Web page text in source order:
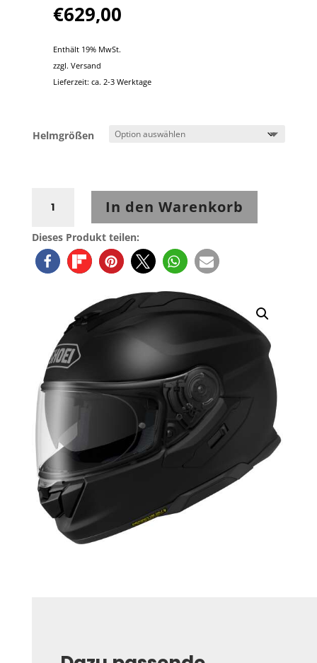
Dieses Produkt teilen:
€629,00
Enthält 19% MwSt.
zzgl. Versand
Lieferzeit: ca. 2-3 Werktage
Helmgrößen
Matt
Black
Menge
In den Warenkorb